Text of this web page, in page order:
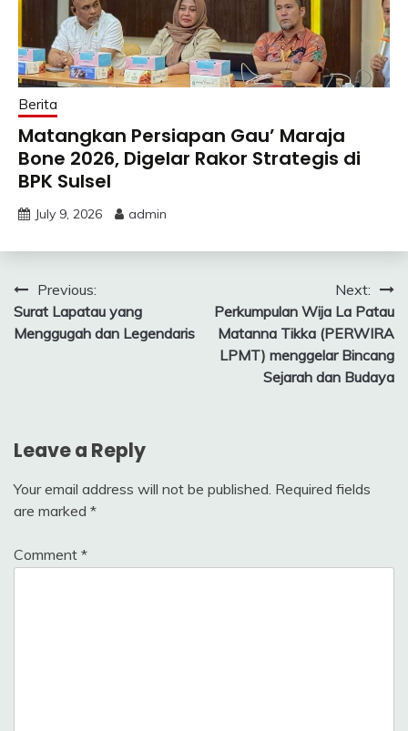
Berita
Matangkan Persiapan Gau’ Maraja
Bone 2026, Digelar Rakor Strategis di
BPK Sulsel
July 9, 2026 admin
Post
navigation
Previous:
Surat Lapatau yang
Menggugah dan Legendaris
Next:
Perkumpulan Wija La Patau
Matanna Tikka (PERWIRA
LPMT) menggelar Bincang
Sejarah dan Budaya
Leave a Reply
Your email address will not be published. Required fields
are marked *
Comment *